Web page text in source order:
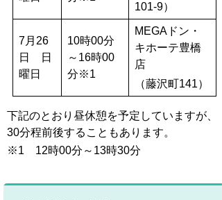
101-9）
7月26
日 日
曜日
10時00分
～16時00
分※1
MEGAドン・
キホーテ豊橋
店
（藤沢町141）
下記のとおり昼休憩を予定していますが、
30分程前後することもあります。
※1 12時00分～13時30分